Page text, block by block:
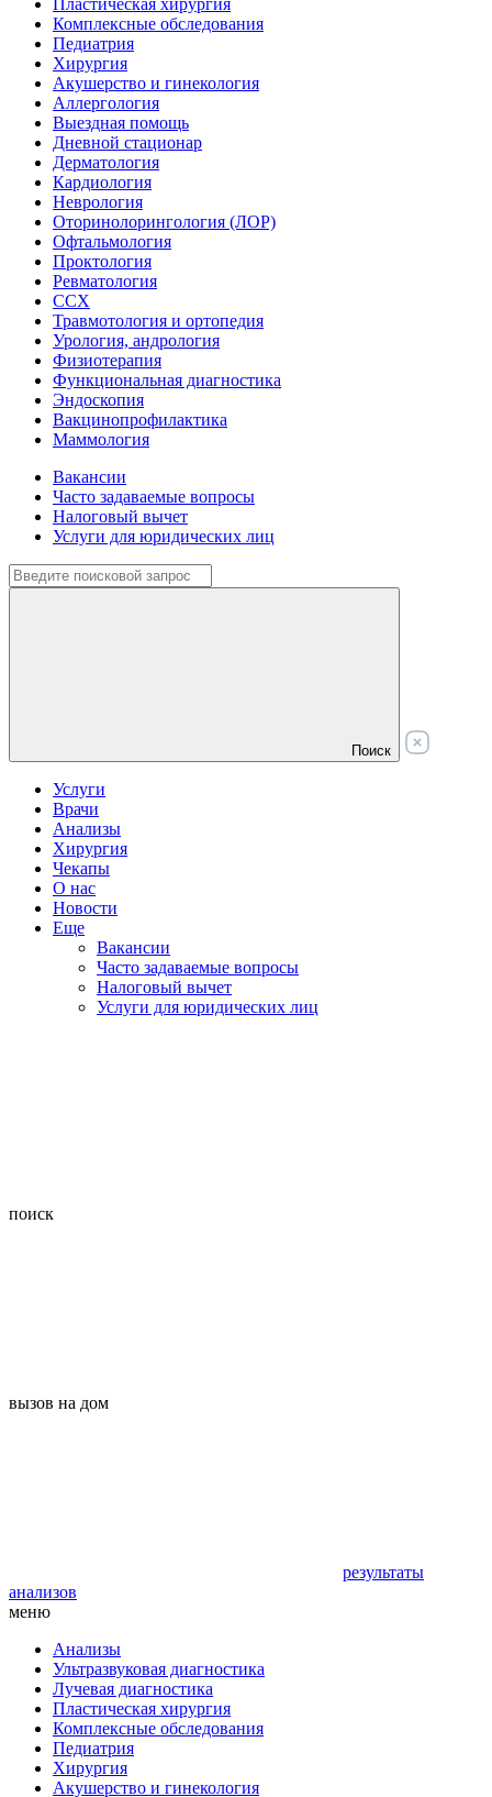
Пластическая хирургия
Комплексные обследования
Педиатрия
Хирургия
Акушерство и гинекология
Аллергология
Выездная помощь
Дневной стационар
Дерматология
Кардиология
Неврология
Оторинолорингология (ЛОР)
Офтальмология
Проктология
Ревматология
ССХ
Травмотология и ортопедия
Урология, андрология
Физиотерапия
Функциональная диагностика
Эндоскопия
Вакцинопрофилактика
Маммология
Вакансии
Часто задаваемые вопросы
Налоговый вычет
Услуги для юридических лиц
Поиск
Услуги
Врачи
Анализы
Хирургия
Чекапы
О нас
Новости
Еще
Вакансии
Часто задаваемые вопросы
Налоговый вычет
Услуги для юридических лиц
поиск
вызов на дом
результаты
анализов
меню
Анализы
Ультразвуковая диагностика
Лучевая диагностика
Пластическая хирургия
Комплексные обследования
Педиатрия
Хирургия
Акушерство и гинекология